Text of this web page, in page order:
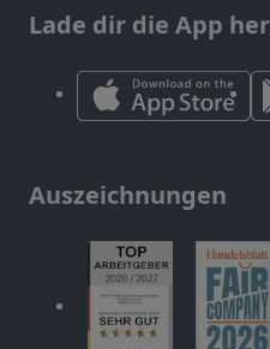
Lade dir die App
Auszeichnungen